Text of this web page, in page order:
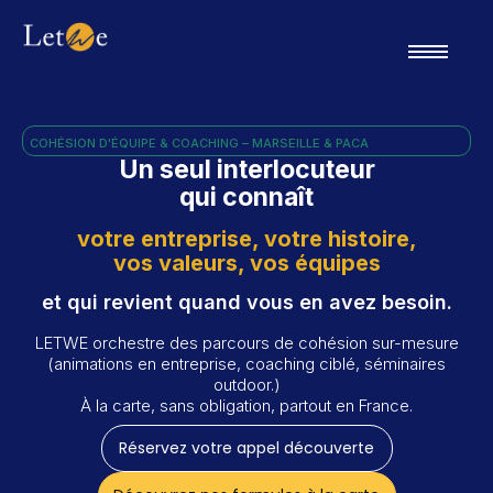
COHÉSION D'ÉQUIPE & COACHING – MARSEILLE & PACA
Un seul interlocuteur
qui connaît
votre entreprise, votre histoire,
vos valeurs, vos équipes
et qui revient quand vous en avez besoin.
LETWE orchestre des parcours de cohésion sur-mesure
(animations en entreprise, coaching ciblé, séminaires
outdoor.)
À la carte, sans obligation, partout en France.
Réservez votre appel découverte